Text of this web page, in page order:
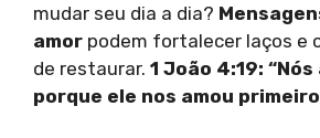
mudar seu dia a dia?
amor podem fortalecer laços e
de restaurar. 1 João 4:19: “Nós
porque ele nos amou